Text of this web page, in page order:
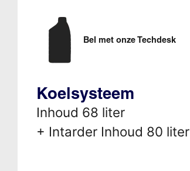
Bel met onze Techdesk
Koelsysteem
Inhoud 68 liter
+ Intarder Inhoud 80 liter